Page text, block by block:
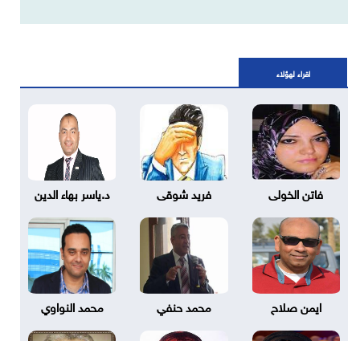
اقراء لهؤلاء
فاتن الخولى فريد شوقى د.ياسر بهاء الدين
ايمن صلاح محمد حنفي محمد النواوي